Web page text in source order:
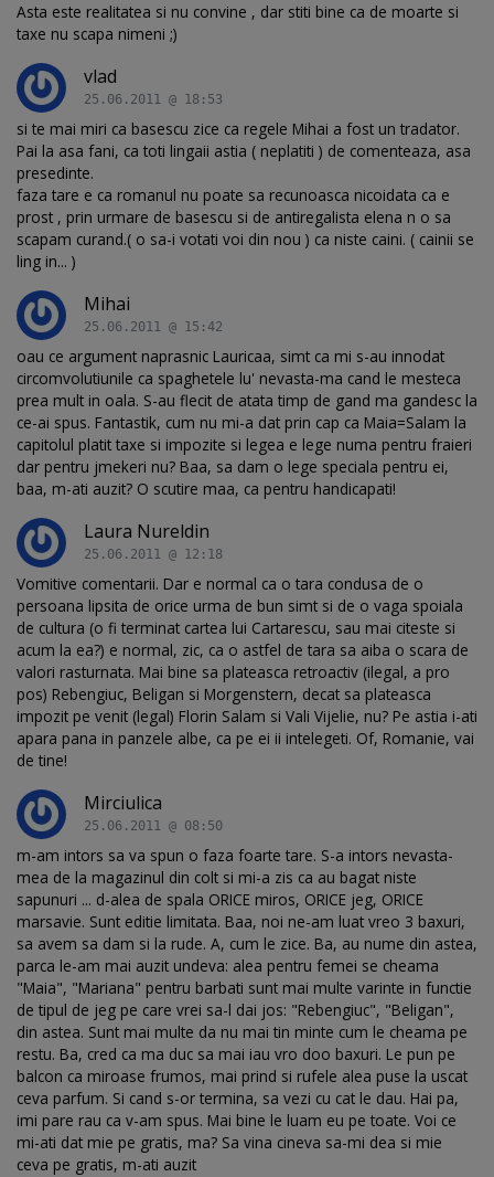
Asta este realitatea si nu convine , dar stiti bine ca de moarte si
taxe nu scapa nimeni ;)
vlad
25.06.2011 @ 18:53
si te mai miri ca basescu zice ca regele Mihai a fost un tradator.
Pai la asa fani, ca toti lingaii astia ( neplatiti ) de comenteaza, asa
presedinte.
faza tare e ca romanul nu poate sa recunoasca nicoidata ca e
prost , prin urmare de basescu si de antiregalista elena n o sa
scapam curand.( o sa-i votati voi din nou ) ca niste caini. ( cainii se
ling in... )
Mihai
25.06.2011 @ 15:42
oau ce argument naprasnic Lauricaa, simt ca mi s-au innodat
circomvolutiunile ca spaghetele lu' nevasta-ma cand le mesteca
prea mult in oala. S-au flecit de atata timp de gand ma gandesc la
ce-ai spus. Fantastik, cum nu mi-a dat prin cap ca Maia=Salam la
capitolul platit taxe si impozite si legea e lege numa pentru fraieri
dar pentru jmekeri nu? Baa, sa dam o lege speciala pentru ei,
baa, m-ati auzit? O scutire maa, ca pentru handicapati!
Laura Nureldin
25.06.2011 @ 12:18
Vomitive comentarii. Dar e normal ca o tara condusa de o
persoana lipsita de orice urma de bun simt si de o vaga spoiala
de cultura (o fi terminat cartea lui Cartarescu, sau mai citeste si
acum la ea?) e normal, zic, ca o astfel de tara sa aiba o scara de
valori rasturnata. Mai bine sa plateasca retroactiv (ilegal, a pro
pos) Rebengiuc, Beligan si Morgenstern, decat sa plateasca
impozit pe venit (legal) Florin Salam si Vali Vijelie, nu? Pe astia i-ati
apara pana in panzele albe, ca pe ei ii intelegeti. Of, Romanie, vai
de tine!
Mirciulica
25.06.2011 @ 08:50
m-am intors sa va spun o faza foarte tare. S-a intors nevasta-
mea de la magazinul din colt si mi-a zis ca au bagat niste
sapunuri ... d-alea de spala ORICE miros, ORICE jeg, ORICE
marsavie. Sunt editie limitata. Baa, noi ne-am luat vreo 3 baxuri,
sa avem sa dam si la rude. A, cum le zice. Ba, au nume din astea,
parca le-am mai auzit undeva: alea pentru femei se cheama
"Maia", "Mariana" pentru barbati sunt mai multe varinte in functie
de tipul de jeg pe care vrei sa-l dai jos: "Rebengiuc", "Beligan",
din astea. Sunt mai multe da nu mai tin minte cum le cheama pe
restu. Ba, cred ca ma duc sa mai iau vro doo baxuri. Le pun pe
balcon ca miroase frumos, mai prind si rufele alea puse la uscat
ceva parfum. Si cand s-or termina, sa vezi cu cat le dau. Hai pa,
imi pare rau ca v-am spus. Mai bine le luam eu pe toate. Voi ce
mi-ati dat mie pe gratis, ma? Sa vina cineva sa-mi dea si mie
ceva pe gratis, m-ati auzit